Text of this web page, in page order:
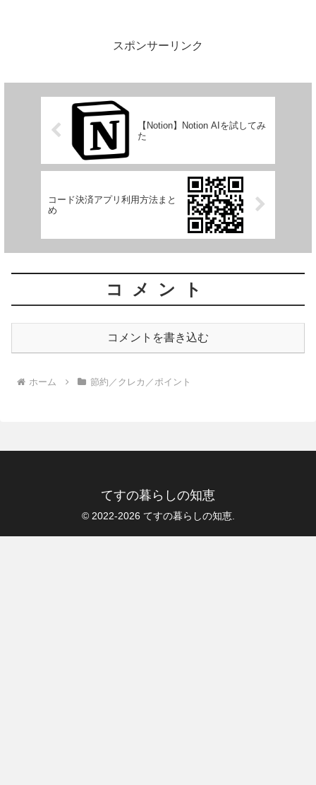
スポンサーリンク
【Notion】Notion AIを試してみ
た
コード決済アプリ利用方法まと
め
コメント
コメントを書き込む
ホーム 節約／クレカ／ポイント
てすの暮らしの知恵
© 2022-2026 てすの暮らしの知恵.